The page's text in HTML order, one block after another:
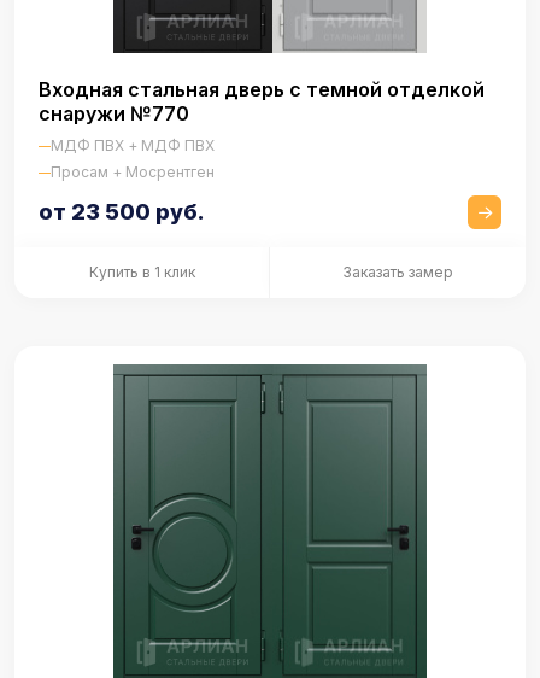
Входная стальная дверь с темной отделкой
снаружи №770
МДФ ПВХ + МДФ ПВХ
Просам + Мосрентген
от 23 500 руб.
Купить в 1 клик Заказать замер